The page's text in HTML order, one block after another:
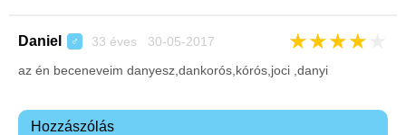
Daniel ♂ 33 éves 30-05-2017 ★★★★
az én beceneveim danyesz,dankorós,kórós,joci ,danyi
Hozzászólás